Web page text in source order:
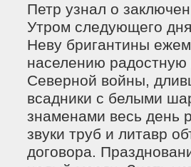
Петр узнал о
Утром следующего
Неву бригантины
населению радостную
Северной войны,
всадники с белыми
знаменами весь день
звуки труб и литавр
договора.